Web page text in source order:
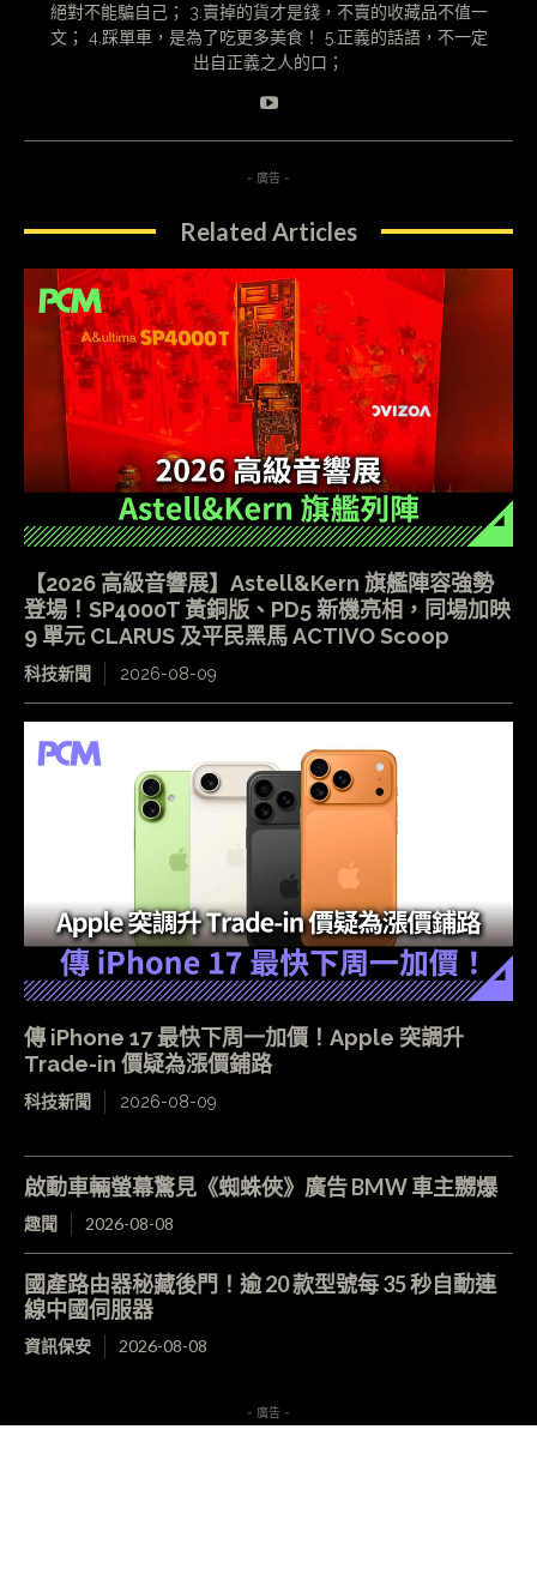
絕對不能騙自己； 3.賣掉的貨才是錢，不賣的收藏品不值一
文； 4.踩單車，是為了吃更多美食！ 5.正義的話語，不一定
出自正義之人的口；
- 廣告 -
Related Articles
【2026 高級音響展】Astell&Kern 旗艦陣容強勢
登場！SP4000T 黃銅版、PD5 新機亮相，同場加映
9 單元 CLARUS 及平民黑馬 ACTIVO Scoop
科技新聞 2026-08-09
傳 iPhone 17 最快下周一加價！Apple 突調升
Trade-in 價疑為漲價鋪路
科技新聞 2026-08-09
啟動車輛螢幕驚見《蜘蛛俠》廣告 BMW 車主嬲爆
趣聞 2026-08-08
國產路由器秘藏後門！逾 20 款型號每 35 秒自動連
線中國伺服器
資訊保安 2026-08-08
- 廣告 -